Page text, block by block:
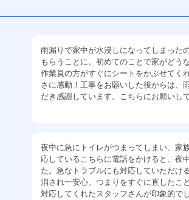
雨漏りで家中が水浸しになってしまった
もらうことに。初めてのことで家がどう
作業員の方がすぐにシートをかぶせてく
さに感動！工事をお願いした後からは、
だき感謝しています。こちらにお願いし
夜中に急にトイレがつまってしまい、家
応しているこちらに電話をかけると、夜
た。急なトラブルにも対応していただけ
消され一安心。つまりをすぐに直したこ
対応してくれたスタッフさんが印象的で